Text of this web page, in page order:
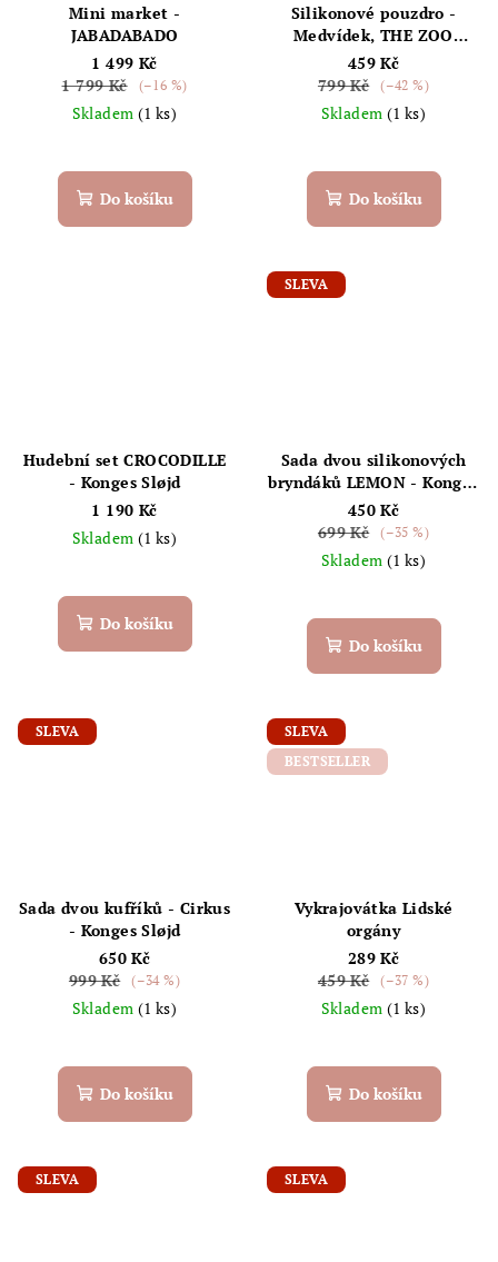
Mini market -
JABADABADO
1 499 Kč
1 799 Kč
(–16 %)
Skladem (1 ks)
Do košíku
Silikonové pouzdro -
Medvídek, THE ZOO
FAMILY
459 Kč
799 Kč
(–42 %)
Skladem (1 ks)
Do košíku
Hudební set CROCODILLE
- Konges Sløjd
1 190 Kč
Skladem (1 ks)
Do košíku
SLEVA
Sada dvou silikonových
bryndáků LEMON - Konges
Sløjd
450 Kč
699 Kč
(–35 %)
Skladem (1 ks)
Do košíku
SLEVA
Sada dvou kufříků - Cirkus
- Konges Sløjd
650 Kč
999 Kč
(–34 %)
Skladem (1 ks)
Do košíku
SLEVA
BESTSELLER
Vykrajovátka Lidské
orgány
289 Kč
459 Kč
(–37 %)
Skladem (1 ks)
Do košíku
SLEVA SLEVA